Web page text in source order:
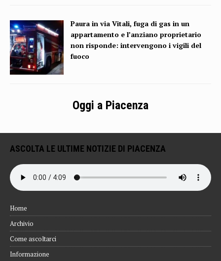
Paura in via Vitali, fuga di gas in un
appartamento e l’anziano proprietario
non risponde: intervengono i vigili del
fuoco
Oggi a Piacenza
ASCOLTA LE ULTIME NOTIZIE DI PIACENZA
Home
Archivio
Come ascoltarci
Informazione